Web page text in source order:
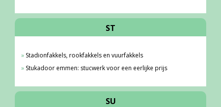
ST
Stadionfakkels, rookfakkels en vuurfakkels
Stukadoor emmen: stucwerk voor een eerlijke prijs
SU